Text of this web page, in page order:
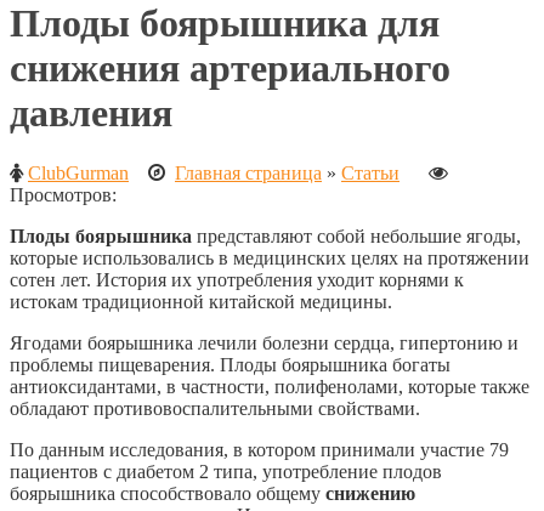
Плоды боярышника для
снижения артериального
давления
ClubGurman Главная страница » Статьи
Просмотров:
Плоды боярышника представляют собой небольшие ягоды,
которые использовались в медицинских целях на протяжении
сотен лет. История их употребления уходит корнями к
истокам традиционной китайской медицины.
Ягодами боярышника лечили болезни сердца, гипертонию и
проблемы пищеварения. Плоды боярышника богаты
антиоксидантами, в частности, полифенолами, которые также
обладают противовоспалительными свойствами.
По данным исследования, в котором принимали участие 79
пациентов с диабетом 2 типа, употребление плодов
боярышника способствовало общему снижению